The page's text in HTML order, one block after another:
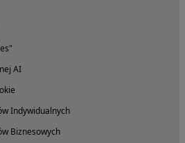
AI
Indywidualnych
Biznesowych